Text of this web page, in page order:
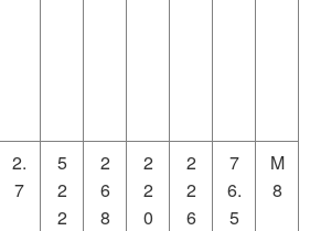
2.
7
5
2
2
2
6
8
2
2
0
2
2
6
7
6.
5
M
8